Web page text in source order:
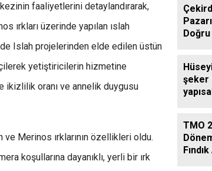
faaliyetlerini detaylandırarak,
ırkları üzerinde yapılan ıslah
Islah projelerinden elde edilen üstün
yetiştiricilerin hizmetine
ikizlilik oranı ve annelik duygusu
ve Merinos ırklarının özellikleri oldu.
koşullarına dayanıklı, yerli bir ırk
şeker
TMO